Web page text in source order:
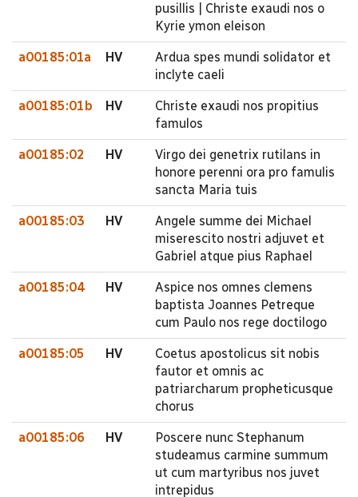
pusillis | Christe exaudi nos o
Kyrie ymon eleison
a00185:01a HV
Ardua spes mundi solidator et
inclyte caeli
a00185:01b HV
Christe exaudi nos propitius
famulos
a00185:02 HV
Virgo dei genetrix rutilans in
honore perenni ora pro famulis
sancta Maria tuis
a00185:03 HV
Angele summe dei Michael
miserescito nostri adjuvet et
Gabriel atque pius Raphael
a00185:04 HV
Aspice nos omnes clemens
baptista Joannes Petreque
cum Paulo nos rege doctilogo
a00185:05 HV
Coetus apostolicus sit nobis
fautor et omnis ac
patriarcharum propheticusque
chorus
a00185:06 HV
Poscere nunc Stephanum
studeamus carmine summum
ut cum martyribus nos juvet
intrepidus